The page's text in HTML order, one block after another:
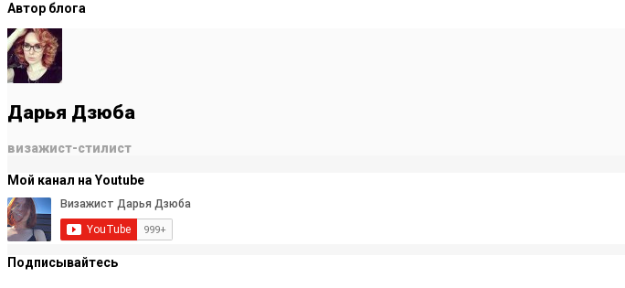
Автор блога
Дарья Дзюба
визажист-стилист
Мой канал на Youtube
Подписывайтесь